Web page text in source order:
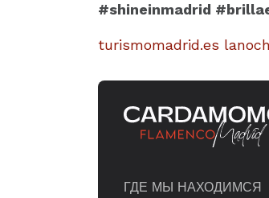
#shineinmadrid
turismomadrid.es
ГДЕ МЫ НАХОДИМСЯ